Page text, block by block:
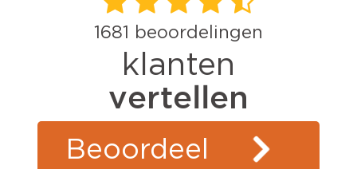
1681 beoordelingen
klanten
vertellen
Beoordeel